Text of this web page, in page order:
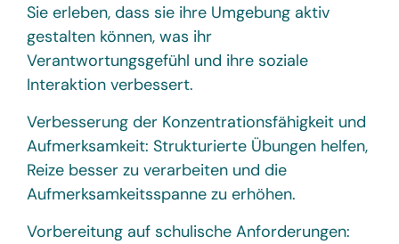
Sie erleben, dass sie ihre Umgebung aktiv
gestalten können, was ihr
Verantwortungsgefühl und ihre soziale
Interaktion verbessert.
Verbesserung der Konzentrationsfähigkeit und
Aufmerksamkeit: Strukturierte Übungen helfen,
Reize besser zu verarbeiten und die
Aufmerksamkeitsspanne zu erhöhen.
Vorbereitung auf schulische Anforderungen: